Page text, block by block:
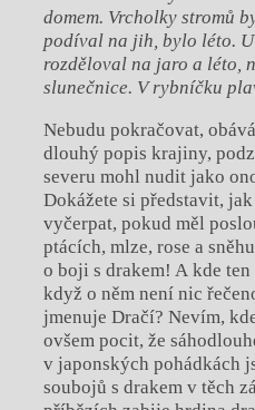
domem. Vrcholky stromů
podíval na jih, bylo léto.
rozděloval na jaro a léto,
slunečnice. V rybníčku
Nebudu pokračovat,
dlouhý popis krajiny,
severu mohl nudit jako
Dokážete si představit,
vyčerpat, pokud měl
ptácích, mlze, rose a
o boji s drakem! A kde
když o něm není nic
jmenuje Dračí? Nevím,
ovšem pocit, že
v japonských pohádkách
soubojů s drakem v těch